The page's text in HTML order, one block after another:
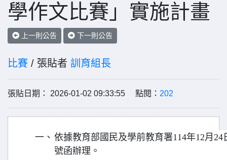
學作文比賽」實施計畫
上一則公告 下一則公告
比賽 / 張貼者 訓育組長
張貼日期： 2026-01-02 09:33:55 點閱： 202
一、 依據教育部國民及學前教育署114年12月24
號函辦理。